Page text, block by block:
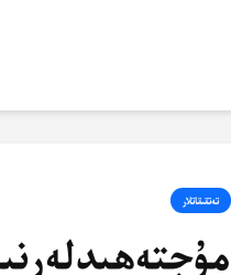
تەتقىقاتلار